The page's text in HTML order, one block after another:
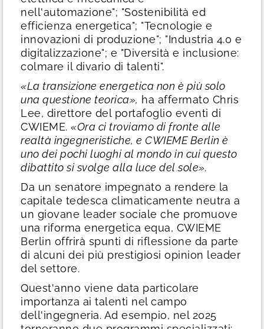
nell'automazione"; "Sostenibilità ed
efficienza energetica"; "Tecnologie e
innovazioni di produzione"; "Industria 4.0 e
digitalizzazione"; e "Diversità e inclusione:
colmare il divario di talenti".
«La transizione energetica non è più solo
una questione teorica», ha affermato Chris
Lee, direttore del portafoglio eventi di
CWIEME. «Ora ci troviamo di fronte alle
realtà ingegneristiche, e CWIEME Berlin è
uno dei pochi luoghi al mondo in cui questo
dibattito si svolge alla luce del sole».
Da un senatore impegnato a rendere la
capitale tedesca climaticamente neutra a
un giovane leader sociale che promuove
una riforma energetica equa, CWIEME
Berlin offrirà spunti di riflessione da parte
di alcuni dei più prestigiosi opinion leader
del settore.
Quest'anno viene data particolare
importanza ai talenti nel campo
dell'ingegneria. Ad esempio, nel 2025